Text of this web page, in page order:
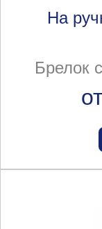
На
Брелок